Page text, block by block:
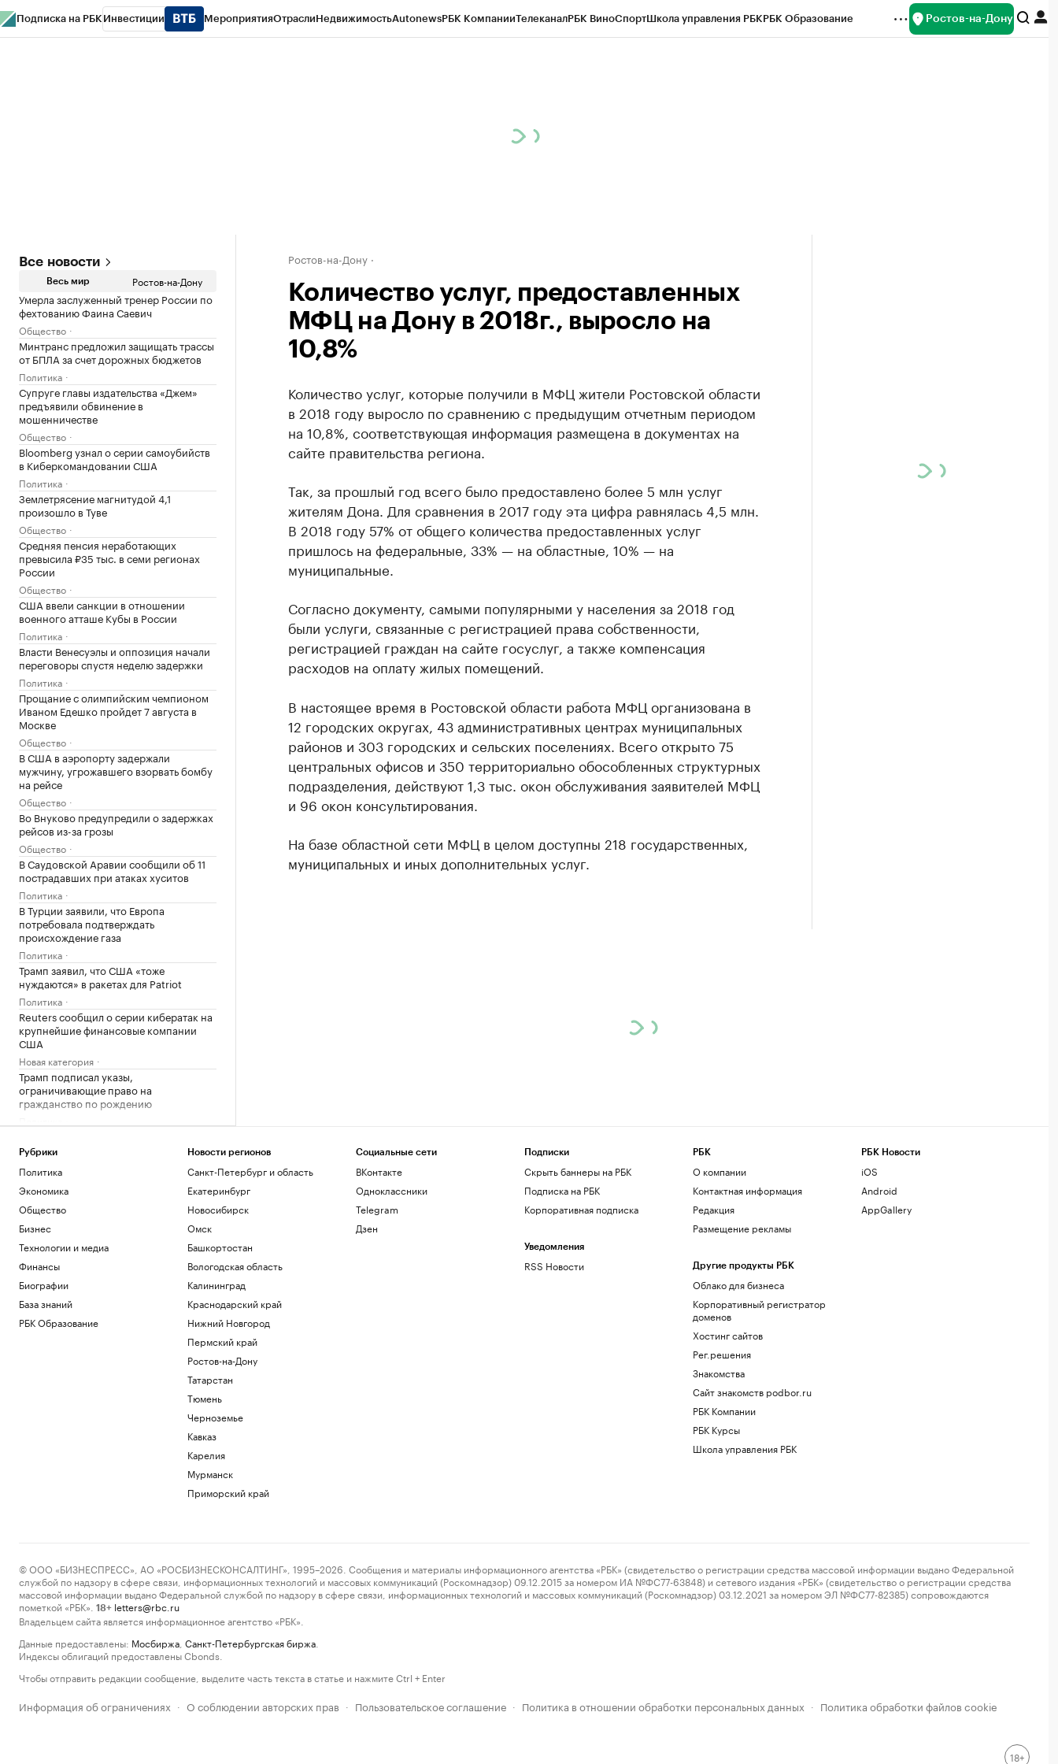
Подписка на РБК Инвестиции МероприятияОтраслиНедвижимостьAutonewsРБК КомпанииТелеканалРБК ВиноСпортШкола управления РБКРБК Образование Ростов-на-Дону
Все новости
Весь мир Ростов-на-Дону
Умерла заслуженный тренер России по
фехтованию Фаина Саевич
Общество
Минтранс предложил защищать трассы
от БПЛА за счет дорожных бюджетов
Политика
Супруге главы издательства «Джем»
предъявили обвинение в
мошенничестве
Общество
Bloomberg узнал о серии самоубийств
в Киберкомандовании США
Политика
Землетрясение магнитудой 4,1
произошло в Туве
Общество
Средняя пенсия неработающих
превысила ₽35 тыс. в семи регионах
России
Общество
США ввели санкции в отношении
военного атташе Кубы в России
Политика
Власти Венесуэлы и оппозиция начали
переговоры спустя неделю задержки
Политика
Прощание с олимпийским чемпионом
Иваном Едешко пройдет 7 августа в
Москве
Общество
В США в аэропорту задержали
мужчину, угрожавшего взорвать бомбу
на рейсе
Общество
Во Внуково предупредили о задержках
рейсов из-за грозы
Общество
В Саудовской Аравии сообщили об 11
пострадавших при атаках хуситов
Политика
В Турции заявили, что Европа
потребовала подтверждать
происхождение газа
Политика
Трамп заявил, что США «тоже
нуждаются» в ракетах для Patriot
Политика
Reuters сообщил о серии кибератак на
крупнейшие финансовые компании
США
Новая категория
Трамп подписал указы,
ограничивающие право на
гражданство по рождению
«Ковер»
Политика
автобусе в Сирии
Общество
В Африке поддержали Инфантино
после скандала с продажей прав ЧМ
Спорт
Запасы газа в Европе на минимуме. Что
будет зимой
Подписка на РБК
Ростов-на-Дону
Количество услуг, предоставленных
МФЦ на Дону в 2018г., выросло на
10,8%
Количество услуг, которые получили в МФЦ жители Ростовской области
в 2018 году выросло по сравнению с предыдущим отчетным периодом
на 10,8%, соответствующая информация размещена в документах на
сайте правительства региона.
Так, за прошлый год всего было предоставлено более 5 млн услуг
жителям Дона. Для сравнения в 2017 году эта цифра равнялась 4,5 млн.
В 2018 году 57% от общего количества предоставленных услуг
пришлось на федеральные, 33% — на областные, 10% — на
муниципальные.
Согласно документу, самыми популярными у населения за 2018 год
были услуги, связанные с регистрацией права собственности,
регистрацией граждан на сайте госуслуг, а также компенсация
расходов на оплату жилых помещений.
В настоящее время в Ростовской области работа МФЦ организована в
12 городских округах, 43 административных центрах муниципальных
районов и 303 городских и сельских поселениях. Всего открыто 75
центральных офисов и 350 территориально обособленных структурных
подразделения, действуют 1,3 тыс. окон обслуживания заявителей МФЦ
и 96 окон консультирования.
На базе областной сети МФЦ в целом доступны 218 государственных,
муниципальных и иных дополнительных услуг.
Рубрики
Политика
Экономика
Общество
Бизнес
Технологии и медиа
Финансы
Биографии
База знаний
РБК Образование
Новости регионов
Санкт-Петербург и область
Екатеринбург
Новосибирск
Омск
Башкортостан
Вологодская область
Калининград
Краснодарский край
Нижний Новгород
Пермский край
Ростов-на-Дону
Татарстан
Тюмень
Черноземье
Кавказ
Карелия
Мурманск
Приморский край
Социальные сети
ВКонтакте
Одноклассники
Telegram
Дзен
Подписки
Скрыть баннеры на РБК
Подписка на РБК
Корпоративная подписка
Уведомления
RSS Новости
РБК
О компании
Контактная информация
Редакция
Размещение рекламы
Другие продукты РБК
Облако для бизнеса
Корпоративный регистратор
доменов
Хостинг сайтов
Рег.решения
Знакомства
Сайт знакомств podbor.ru
РБК Компании
РБК Курсы
Школа управления РБК
РБК Новости
iOS
Android
AppGallery
© ООО «БИЗНЕСПРЕСС», АО «РОСБИЗНЕСКОНСАЛТИНГ», 1995–2026. Сообщения и материалы информационного агентства «РБК» (свидетельство о регистрации средства массовой информации выдано Федеральной
службой по надзору в сфере связи, информационных технологий и массовых коммуникаций (Роскомнадзор) 09.12.2015 за номером ИА №ФС77-63848) и сетевого издания «РБК» (свидетельство о регистрации средства
массовой информации выдано Федеральной службой по надзору в сфере связи, информационных технологий и массовых коммуникаций (Роскомнадзор) 03.12.2021 за номером ЭЛ №ФС77-82385) сопровождаются
пометкой «РБК».
18+ letters@rbc.ru
Владельцем сайта является информационное агентство «РБК».
Данные предоставлены: Мосбиржа Санкт-Петербургская биржа
Индексы облигаций предоставлены Cbonds.
Чтобы отправить редакции сообщение, выделите часть текста в статье и нажмите Ctrl + Enter
Информация об ограничениях · О соблюдении авторских прав · Пользовательское соглашение · Политика в отношении обработки персональных данных · Политика обработки файлов cookie
18+